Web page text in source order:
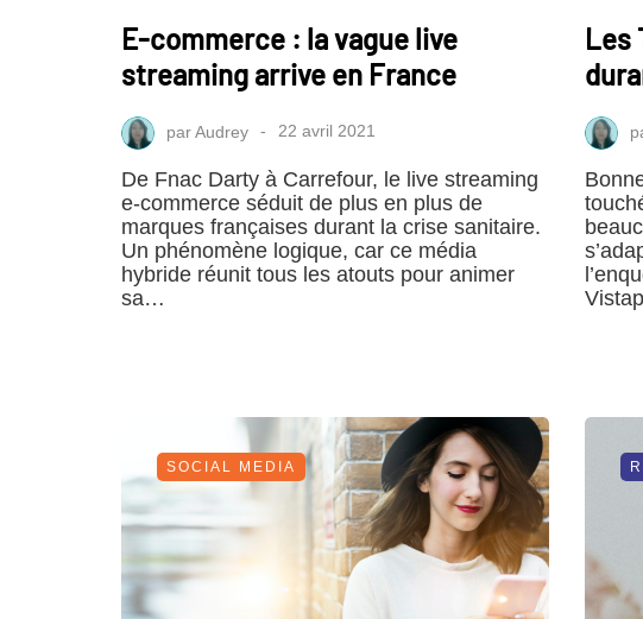
E-commerce : la vague live
streaming arrive en France
parAudrey 22 avril 2021
De Fnac Darty à Carrefour, le live streaming
e-commerce séduit de plus en plus de
marques françaises durant la crise sanitaire.
Un phénomène logique, car ce média
hybride réunit tous les atouts pour animer
sa…
Les
SOCIAL MEDIA